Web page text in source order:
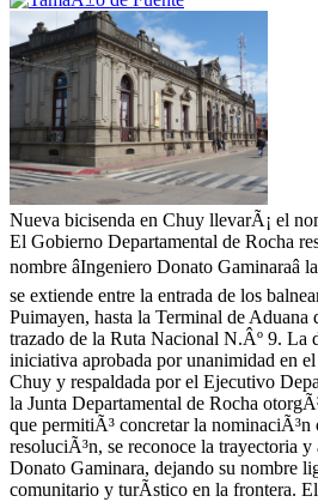
Nueva bicisenda en Chuy llevarÃ¡ el
El Gobierno Departamental de Rocha
nombre âIngeniero Donato
se extiende entre la entrada de los
Puimayen, hasta la Terminal de Aduana
trazado de la Ruta Nacional N.Âº 9. La
iniciativa aprobada por unanimidad en
Chuy y respaldada por el Ejecutivo
la Junta Departamental de Rocha
que permitiÃ³ concretar la nominaciÃ³n
resoluciÃ³n, se reconoce la trayectoria
Donato Gaminara, dejando su nombre
comunitario y turÃ­stico en la frontera.